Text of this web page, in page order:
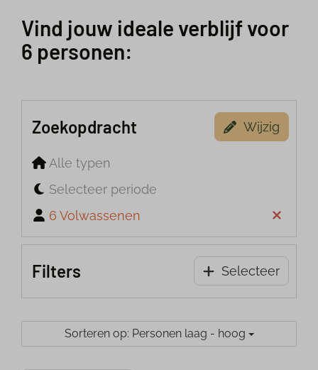
Vind jouw ideale verblijf voor
6 personen:
Zoekopdracht Wijzig
Alle typen
Selecteer periode
6 Volwassenen
Filters Selecteer
Sorteren op: Personen laag - hoog